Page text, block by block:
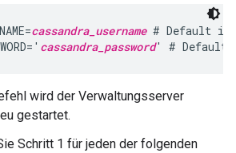
cassandra_username # Default is
cassandra_password' # Default
wird der Verwaltungsserver
gestartet.
Schritt 1 für jeden der folgenden